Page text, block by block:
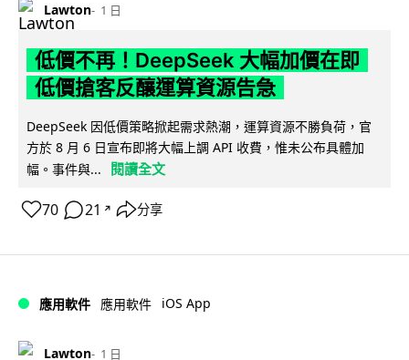
Lawton 1 日
低價不再！DeepSeek 大幅加價在即
低價搶客反釀運算資源告急
DeepSeek 因低價策略掀起需求熱潮，運算資源不勝負荷，官
方於 8 月 6 日宣布即將大幅上調 API 收費，惟未公布具體加
幅。事件與...
閱讀全文
70 21 ↗ 分享
應用軟件 應用軟件 iOS App
Lawton 1 日